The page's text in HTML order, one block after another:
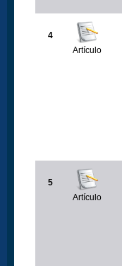
4
Artículo
5
Artículo